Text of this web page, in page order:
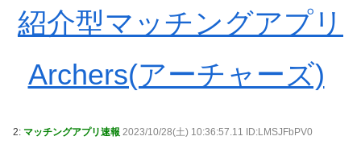
紹介型マッチングアプリ
Archers(アーチャーズ)
2: マッチングアプリ速報 2023/10/28(土) 10:36:57.11 ID:LMSJFbPV0